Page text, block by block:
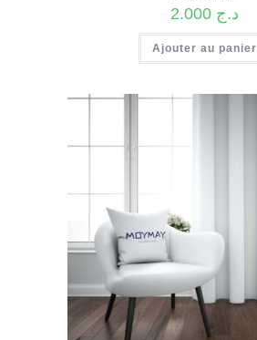
د.ج 2.000
Ajouter au panier